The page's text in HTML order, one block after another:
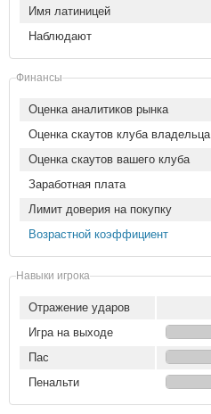
Имя латиницей
Наблюдают
Финансы
Оценка аналитиков рынка
Оценка скаутов клуба владельца
Оценка скаутов вашего клуба
Заработная плата
Лимит доверия на покупку
Возрастной коэффициент
Навыки игрока
Отражение ударов
Игра на выходе
Пас
Пенальти